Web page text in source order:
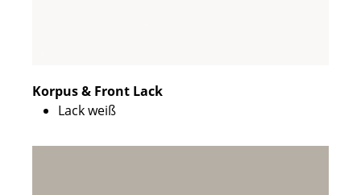
Korpus & Front Lack
Lack weiß